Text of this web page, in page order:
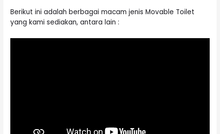
Berikut ini adalah berbagai macam jenis Movable Toilet
yang kami sediakan, antara lain :